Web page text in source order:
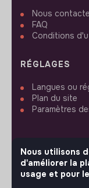
Nous
FAQ
Conditions
RÉGLAGES
Langues ou
Plan du site
Paramètres
SUIVEZ-
Nous utilisons
d'améliorer la
usage et pour